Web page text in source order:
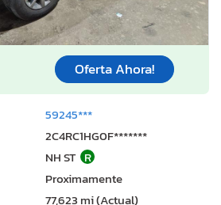
Oferta Ahora!
59245***
2C4RC1HG0F*******
NH ST R
Proximamente
77,623 mi (Actual)